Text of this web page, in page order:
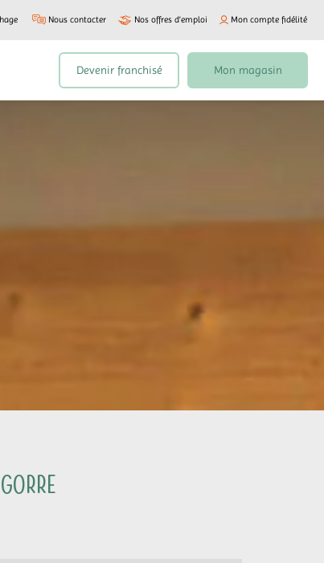
Nous contacter Nos offres d’emploi Mon compte fidélité
Devenir franchisé Mon magasin